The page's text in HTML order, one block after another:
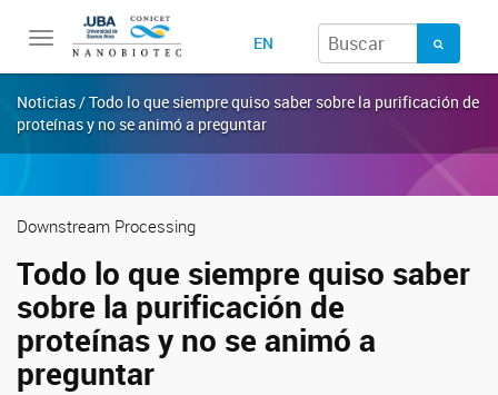
Toggle
navigation
EN
Noticias / Todo lo que siempre quiso saber sobre la purificación de
proteínas y no se animó a preguntar
Downstream Processing
Todo lo que siempre quiso saber
sobre la purificación de
proteínas y no se animó a
preguntar